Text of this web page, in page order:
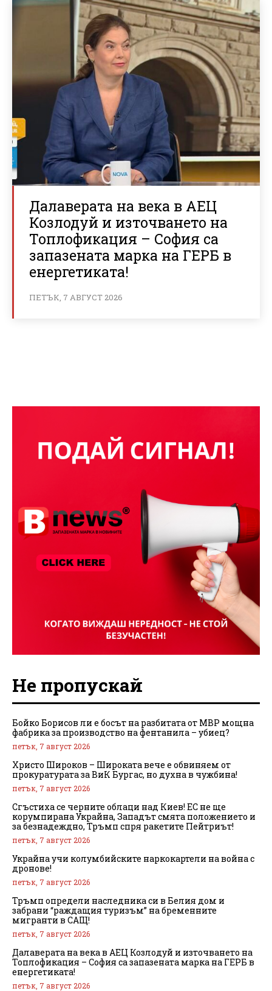
Далаверата на века в АЕЦ
Козлодуй и източването на
Топлофикация – София са
запазената марка на ГЕРБ в
енергетиката!
ПЕТЪК, 7 АВГУСТ 2026
Не пропускай
Бойко Борисов ли е босът на разбитата от МВР мощна
фабрика за производство на фентанила – убиец?
петък, 7 август 2026
Христо Широков – Широката вече е обвиняем от
прокуратурата за ВиК Бургас, но духна в чужбина!
петък, 7 август 2026
Сгъстиха се черните облаци над Киев! ЕС не ще
корумпирана Украйна, Западът смята положението и
за безнадеждно, Тръмп спря ракетите Пейтриът!
петък, 7 август 2026
Украйна учи колумбийските наркокартели на война с
дронове!
петък, 7 август 2026
Тръмп определи наследника си в Белия дом и
забрани “раждащия туризъм” на бременните
мигранти в САЩ!
петък, 7 август 2026
Далаверата на века в АЕЦ Козлодуй и източването на
Топлофикация – София са запазената марка на ГЕРБ в
енергетиката!
петък, 7 август 2026